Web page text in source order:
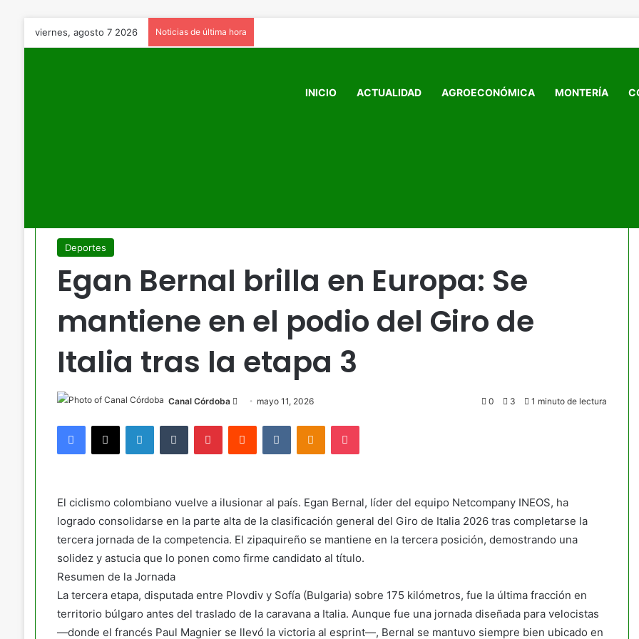
viernes, agosto 7 2026 Noticias de última hora
INICIO ACTUALIDAD AGROECONÓMICA MONTERÍA
Deportes
Egan Bernal brilla en Europa: Se
mantiene en el podio del Giro de
Italia tras la etapa 3
Canal Córdoba Send
email
mayo 11, 2026 0 3 1 minuto de lectura
Facebook
X LinkedInTumblr PinterestReddit VKontakteOdnoklassniki
Pocket
El ciclismo colombiano vuelve a ilusionar al país. Egan Bernal, líder del equipo Netcompany INEOS, ha
logrado consolidarse en la parte alta de la clasificación general del Giro de Italia 2026 tras completarse la
tercera jornada de la competencia. El zipaquireño se mantiene en la tercera posición, demostrando una
solidez y astucia que lo ponen como firme candidato al título.
Resumen de la Jornada
La tercera etapa, disputada entre Plovdiv y Sofía (Bulgaria) sobre 175 kilómetros, fue la última fracción en
territorio búlgaro antes del traslado de la caravana a Italia. Aunque fue una jornada diseñada para velocistas
—donde el francés Paul Magnier se llevó la victoria al esprint—, Bernal se mantuvo siempre bien ubicado en